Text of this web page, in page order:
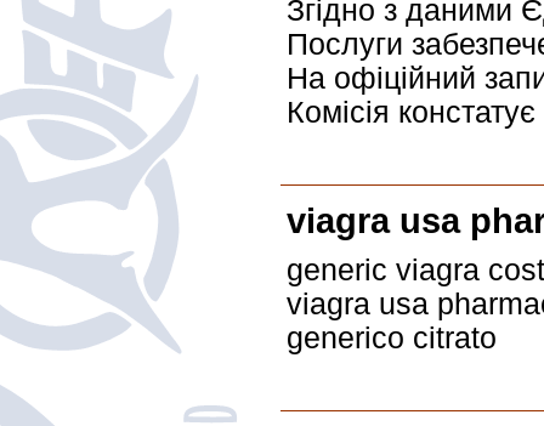
Згідно з даними
Послуги
На офіційний
Комісія
viagra usa
generic viagra
viagra usa
generico citrato